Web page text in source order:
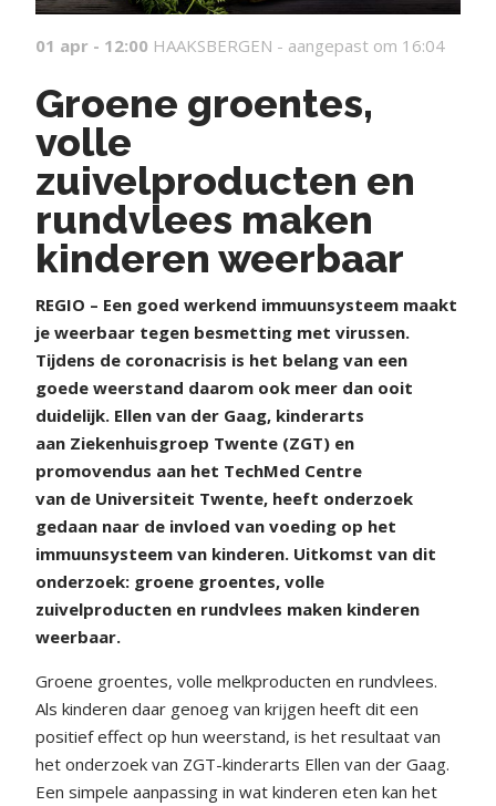
01 apr - 12:00 HAAKSBERGEN - aangepast om 16:04
Groene groentes,
volle
zuivelproducten en
rundvlees maken
kinderen weerbaar
REGIO – Een goed werkend immuunsysteem maakt
je weerbaar tegen besmetting met virussen.
Tijdens de coronacrisis is het belang van een
goede weerstand daarom ook meer dan ooit
duidelijk. Ellen van der Gaag, kinderarts
aan Ziekenhuisgroep Twente (ZGT) en
promovendus aan het TechMed Centre
van de Universiteit Twente, heeft onderzoek
gedaan naar de invloed van voeding op het
immuunsysteem van kinderen. Uitkomst van dit
onderzoek: groene groentes, volle
zuivelproducten en rundvlees maken kinderen
weerbaar.
Groene groentes, volle melkproducten en rundvlees.
Als kinderen daar genoeg van krijgen heeft dit een
positief effect op hun weerstand, is het resultaat van
het onderzoek van ZGT-kinderarts Ellen van der Gaag.
Een simpele aanpassing in wat kinderen eten kan het